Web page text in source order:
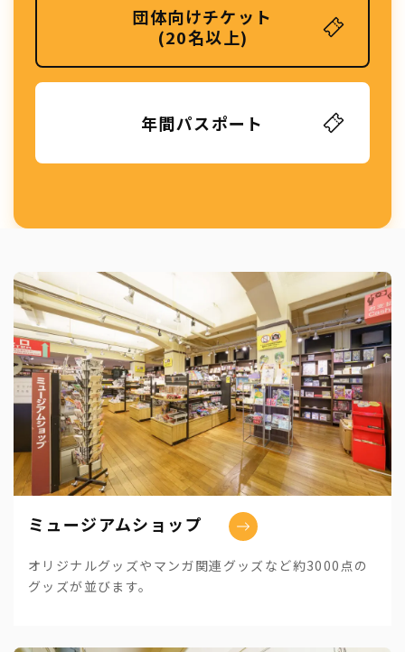
団体向けチケット
(20名以上)
年間パスポート
ミュージアムショップ
オリジナルグッズやマンガ関連グッズなど約3000点の
グッズが並びます。